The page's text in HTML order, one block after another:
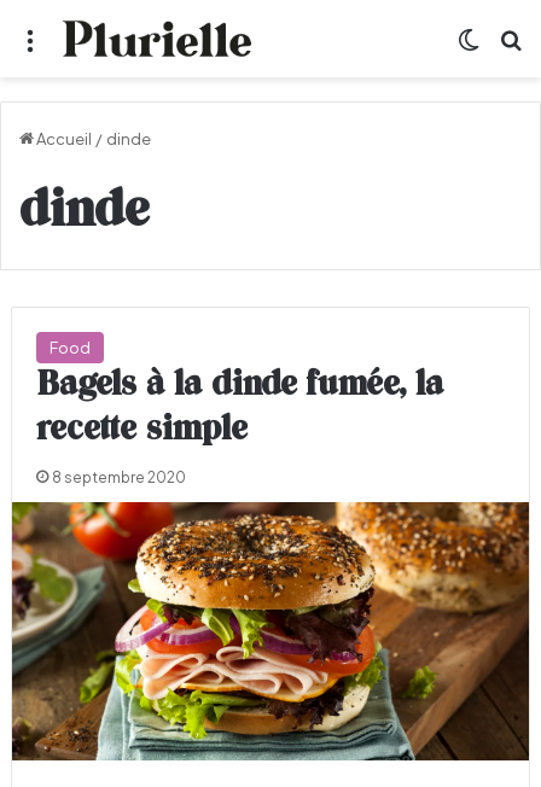
Menu
Accueil / dinde
dinde
Food
Bagels à la dinde fumée, la
recette simple
8 septembre 2020